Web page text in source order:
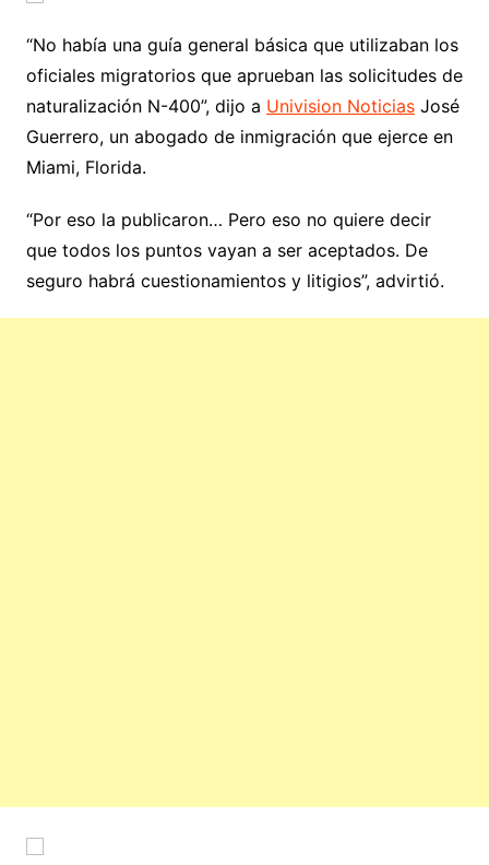
“No había una guía general básica que utilizaban los
oficiales migratorios que aprueban las solicitudes de
naturalización N-400”, dijo a Univision NoticiasJosé
Guerrero, un abogado de inmigración que ejerce en
Miami, Florida.
“Por eso la publicaron… Pero eso no quiere decir
que todos los puntos vayan a ser aceptados. De
seguro habrá cuestionamientos y litigios”, advirtió.